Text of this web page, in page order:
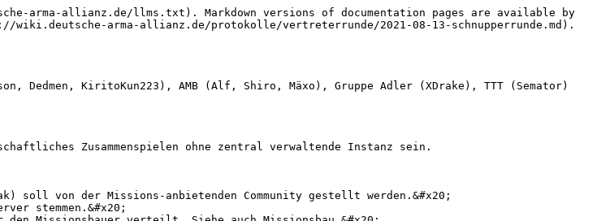
arma-allianz.de/llms.txt). Markdown versions of documentation pages are available by
arma-allianz.de/protokolle/vertreterrunde/2021-08-13-schnupperrunde.md).
Dedmen, KiritoKun223), AMB (Alf, Shiro, Mäxo), Gruppe Adler (XDrake), TTT (Semator)
Zusammenspielen ohne zentral verwaltende Instanz sein.
soll von der Missions-anbietenden Community gestellt werden.&#x20;